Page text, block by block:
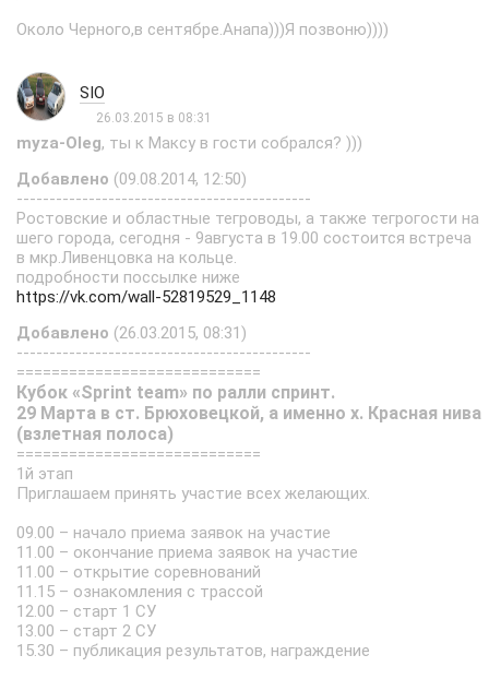
Около Черного,в сентябре.Анапа)))Я позвоню))))
SIO
26.03.2015 в 08:31
myza-Oleg, ты к Максу в гости собрался? )))
Добавлено (09.08.2014, 12:50)
---------------------------------------------
Ростовские и областные тегроводы, а также тегрогости на
шего города, сегодня - 9августа в 19.00 состоится встреча
в мкр.Ливенцовка на кольце.
подробности поссылке ниже
https://vk.com/wall-52819529_1148
Добавлено (26.03.2015, 08:31)
---------------------------------------------
============================
Кубок «Sprint team» по ралли спринт.
29 Марта в ст. Брюховецкой, а именно х. Красная нива
(взлетная полоса)
============================
1й этап
Приглашаем принять участие всех желающих.
09.00 – начало приема заявок на участие
11.00 – окончание приема заявок на участие
11.00 – открытие соревнований
11.15 – ознакомления с трассой
12.00 – старт 1 СУ
13.00 – старт 2 СУ
15.30 – публикация результатов, награждение